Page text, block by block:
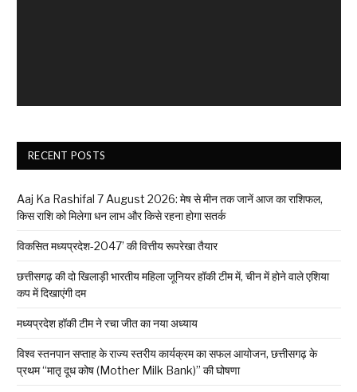
RECENT POSTS
Aaj Ka Rashifal 7 August 2026: मेष से मीन तक जानें आज का राशिफल,
किस राशि को मिलेगा धन लाभ और किसे रहना होगा सतर्क
विकसित मध्यप्रदेश-2047’ की वित्तीय रूपरेखा तैयार
छत्तीसगढ़ की दो खिलाड़ी भारतीय महिला जूनियर हॉकी टीम में, चीन में होने वाले एशिया
कप में दिखाएंगी दम
मध्यप्रदेश हॉकी टीम ने रचा जीत का नया अध्याय
विश्व स्तनपान सप्ताह के राज्य स्तरीय कार्यक्रम का सफल आयोजन, छत्तीसगढ़ के
प्रथम “मातृ दूध कोष (Mother Milk Bank)” की घोषणा